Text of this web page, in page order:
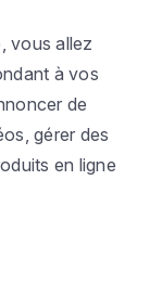
vous allez
à vos
de
gérer des
en ligne